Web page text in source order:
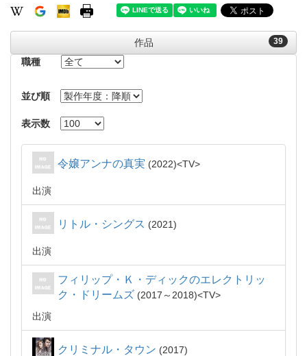
39
作品
職種
並び順
表示数
令嬢アンナの真実 2022 TV
出演
リトル・シングス 2021
出演
フィリップ・Ｋ・ディックのエレクトリッ
ク・ドリームズ
2017～2018
TV
出演
クリミナル・タウン 2017